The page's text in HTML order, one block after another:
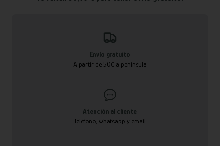
Envío gratuito
A partir de 50€ a península
Atención al cliente
Teléfono, whatsapp y email